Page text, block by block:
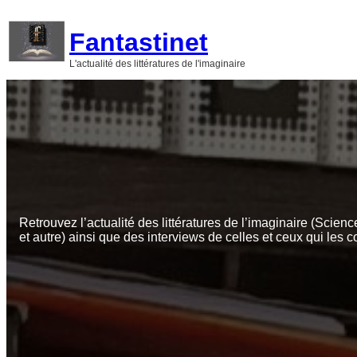
contenu
Fantastinet
L'actualité des littératures de l'imaginaire
Retrouvez l’actualité des littératures de l’imaginaire
et autre) ainsi que des interviews de celles et ceux qui les